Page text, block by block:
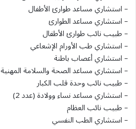
– استشاري مساعد طوارئ الأطفال
– استشاري مساعد الطوارئ
– طبيب نائب طوارئ الأطفال
– استشاري طب الأورام الإشعاعي
– استشاري أعصاب باطنة
– استشاري مساعد الصحة والسلامة المهنية
– طبيب نائب وحدة قلب الكبار
– استشاري مساعد نساء وولادة (عدد 2)
– طبيب نائب العظام
– استشاري الطب النفسي